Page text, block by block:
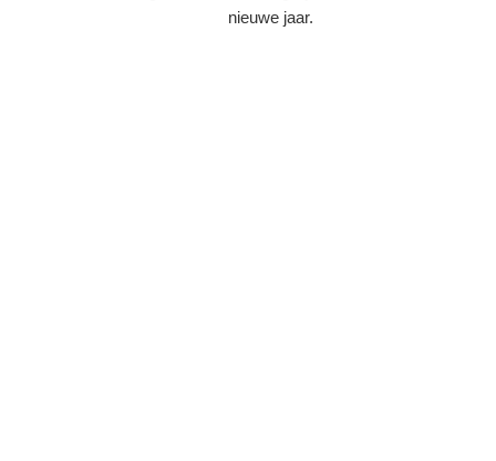
nieuwe jaar.